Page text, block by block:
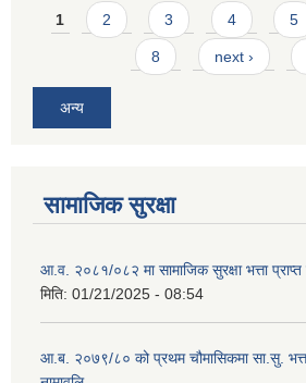
Pages
1 2 3 4 5
8 next ›
अन्य
सामाजिक सुरक्षा
आ.व. २०८१/०८२ मा सामाजिक सुरक्षा भत्ता प्राप्त
मिति: 01/21/2025 - 08:54
आ.ब. २०७९/८० को प्रथम चौमासिकमा सा.सु.